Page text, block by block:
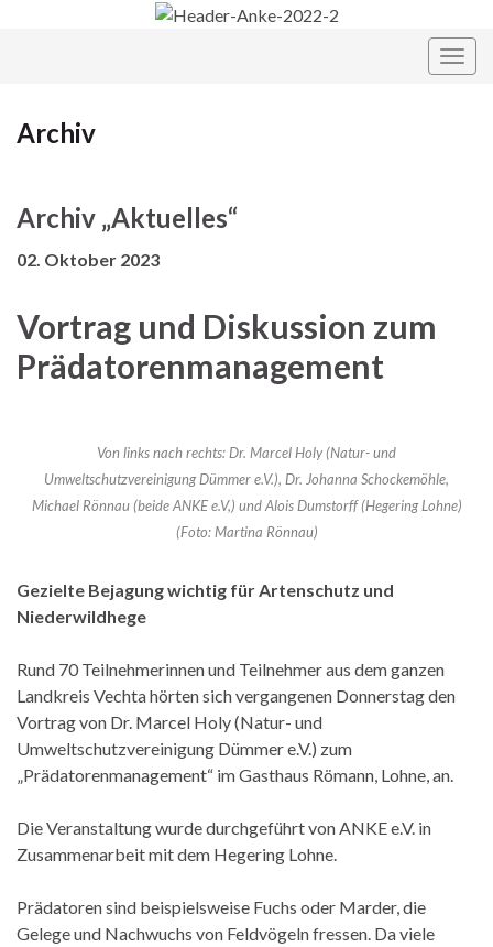
Archiv
Archiv „Aktuelles“
02. Oktober 2023
Vortrag und Diskussion zum
Prädatorenmanagement
Von links nach rechts: Dr. Marcel Holy (Natur- und
Umweltschutzvereinigung Dümmer e.V.), Dr. Johanna Schockemöhle,
Michael Rönnau (beide ANKE e.V,) und Alois Dumstorff (Hegering Lohne)
(Foto: Martina Rönnau)
Gezielte Bejagung wichtig für Artenschutz und
Niederwildhege
Rund 70 Teilnehmerinnen und Teilnehmer aus dem ganzen
Landkreis Vechta hörten sich vergangenen Donnerstag den
Vortrag von Dr. Marcel Holy (Natur- und
Umweltschutzvereinigung Dümmer e.V.) zum
„Prädatorenmanagement“ im Gasthaus Römann, Lohne, an.
Die Veranstaltung wurde durchgeführt von ANKE e.V. in
Zusammenarbeit mit dem Hegering Lohne.
Prädatoren sind beispielsweise Fuchs oder Marder, die
Gelege und Nachwuchs von Feldvögeln fressen. Da viele